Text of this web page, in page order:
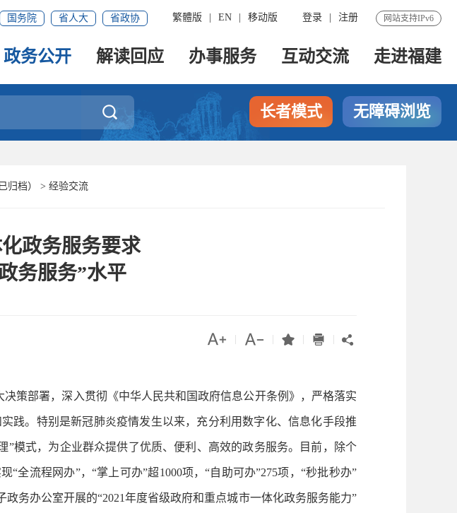
网站支持IPv6
登录 注册
繁體版 EN 移动版
国务院 省人大 省政协
政务公开 解读回应 办事服务 互动交流 走进福建
 长者模式 无障碍浏览
归档） > 经验交流
政务服务要求
务服务”水平
    
部署，深入贯彻《中华人民共和国政府信息公开条例》，严格落实
践。特别是新冠肺炎疫情发生以来，充分利用数字化、信息化手段推
”模式，为企业群众提供了优质、便利、高效的政务服务。目前，除个
全流程网办”，“掌上可办”超1000项，“自助可办”275项，“秒批秒办”
务办公室开展的“2021年度省级政府和重点城市一体化政务服务能力”